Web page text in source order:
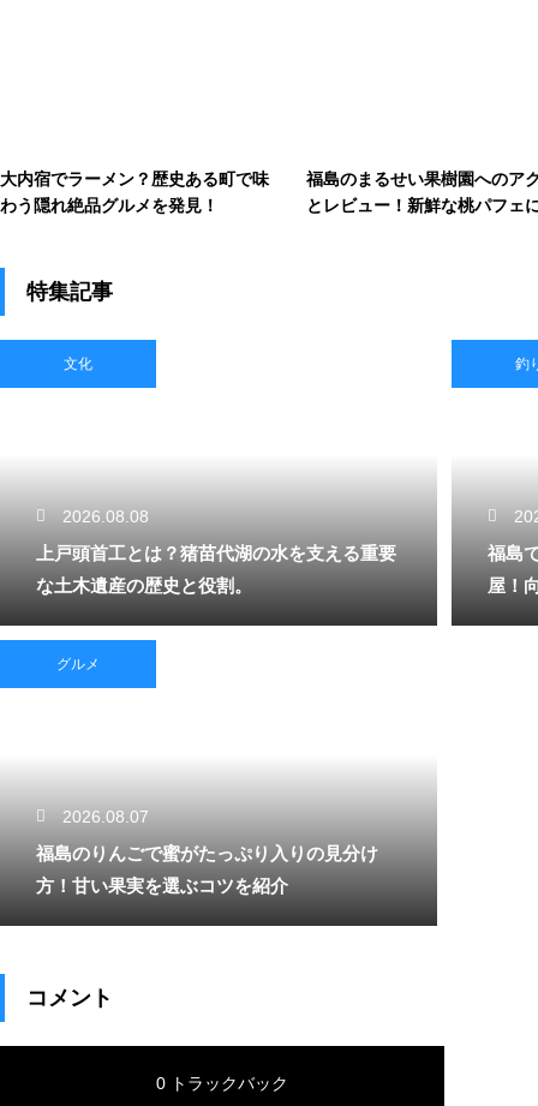
大内宿でラーメン？歴史ある町で味
わう隠れ絶品グルメを発見！
福島のまるせい果樹園へのア
とレビュー！新鮮な桃パフェ
特集記事
文化
2026.08.08
上戸頭首工とは？猪苗代湖の水を支える重要
な土木遺産の歴史と役割。
釣
福島
屋！
グルメ
2026.08.07
福島のりんごで蜜がたっぷり入りの見分け
方！甘い果実を選ぶコツを紹介
コメント
0 トラックバック